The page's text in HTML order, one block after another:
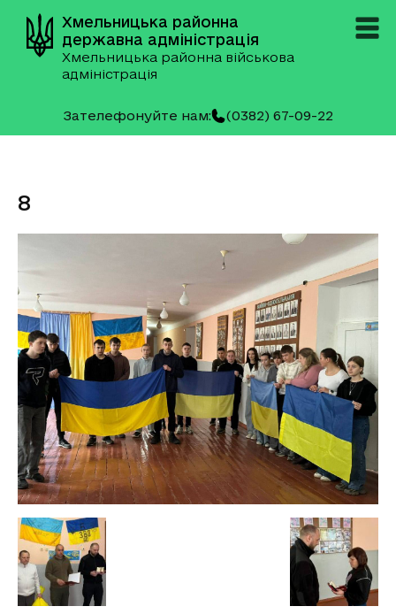
Хмельницька районна
державна адміністрація
Хмельницька районна військова
адміністрація
Зателефонуйте нам: (0382) 67-09-22
8